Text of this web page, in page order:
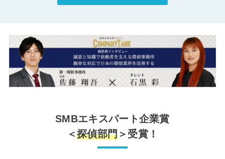
SMBエキスパート企業賞
＜探偵部門 ＞受賞！